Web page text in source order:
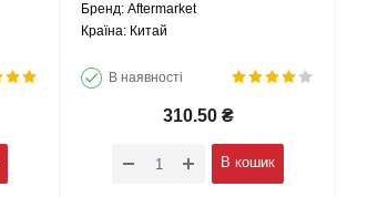
Брeнд: Aftermarket
Країна: Китай
В наявності
310.50₴
В кошик